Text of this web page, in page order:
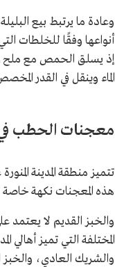
وعادة ما يرتبط بيع
أنواعها وفقًا للخلطات
إذ يسلق الحمص مع ملح
الماء وينقل في القدر
معجنات الحطب في
تتميز منطقة المدينة
هذه المعجنات نكهة خاصة
المختلفة التي تميز
والشريك العادي،